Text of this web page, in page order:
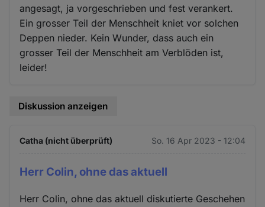
angesagt, ja vorgeschrieben und fest verankert.
Ein grosser Teil der Menschheit kniet vor solchen
Deppen nieder. Kein Wunder, dass auch ein
grosser Teil der Menschheit am Verblöden ist,
leider!
Diskussion anzeigen
Catha (nicht überprüft) So. 16 Apr 2023 - 12:04
Herr Colin, ohne das aktuell
Herr Colin, ohne das aktuell diskutierte Geschehen